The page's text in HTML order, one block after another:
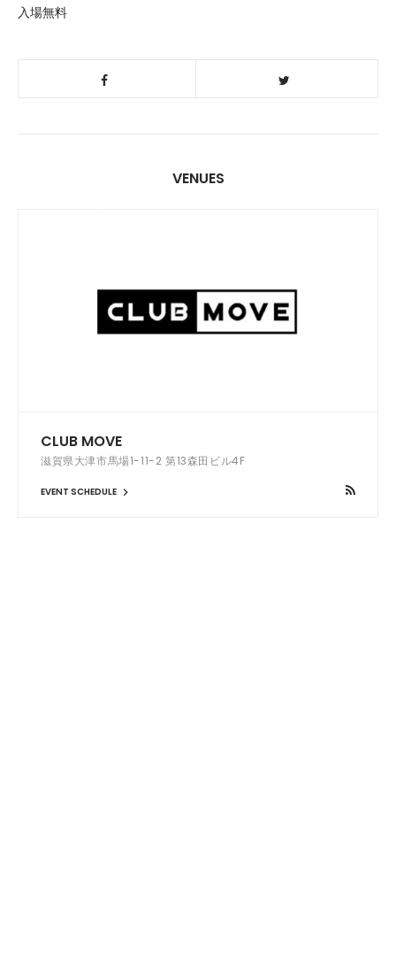
入場無料
VENUES
CLUB MOVE
滋賀県大津市馬場1-11-2 第13森田ビル4F
EVENT SCHEDULE